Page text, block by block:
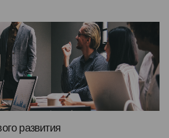
развития